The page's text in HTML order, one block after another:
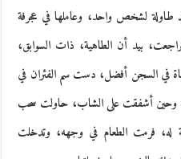
طاولة لشخص واحد، وعاملها في عجرفة
بيد أن الطاهية، ذات السوابق،
في السجن أفضل، دست سم الفئران في
وحين أشفقت على الشاب، حاولت سحب
له، فرمت الطعام في وجهه، وتدخلت